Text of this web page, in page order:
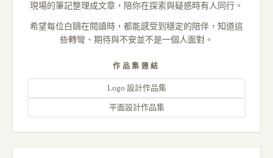
現場的筆記整理成文章，陪你在探索與疑惑時有人同行。
希望每位白鷗在閱讀時，都能感受到穩定的陪伴，知道這
些轉彎、期待與不安並不是一個人面對。
作品集連結
Logo 設計作品集
平面設計作品集